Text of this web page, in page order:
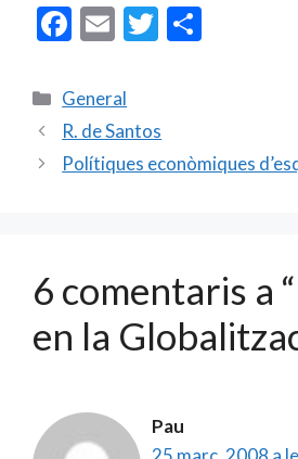
F
e
b
o
E
ai
l
T
er
ar
Categories
General
R. de Santos
Polítiques econòmiques
6 comentaris a
en la
Pau